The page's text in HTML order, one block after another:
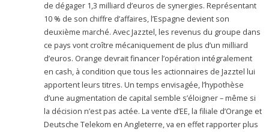
de dégager 1,3 milliard d’euros de synergies. Représentant
10 % de son chiffre d’affaires, l’Espagne devient son
deuxième marché. Avec Jazztel, les revenus du groupe dans
ce pays vont croître mécaniquement de plus d’un milliard
d’euros. Orange devrait financer l’opération intégralement
en cash, à condition que tous les actionnaires de Jazztel lui
apportent leurs titres. Un temps envisagée, l’hypothèse
d’une augmentation de capital semble s’éloigner – même si
la décision n’est pas actée. La vente d’EE, la filiale d’Orange et
Deutsche Telekom en Angleterre, va en effet rapporter plus